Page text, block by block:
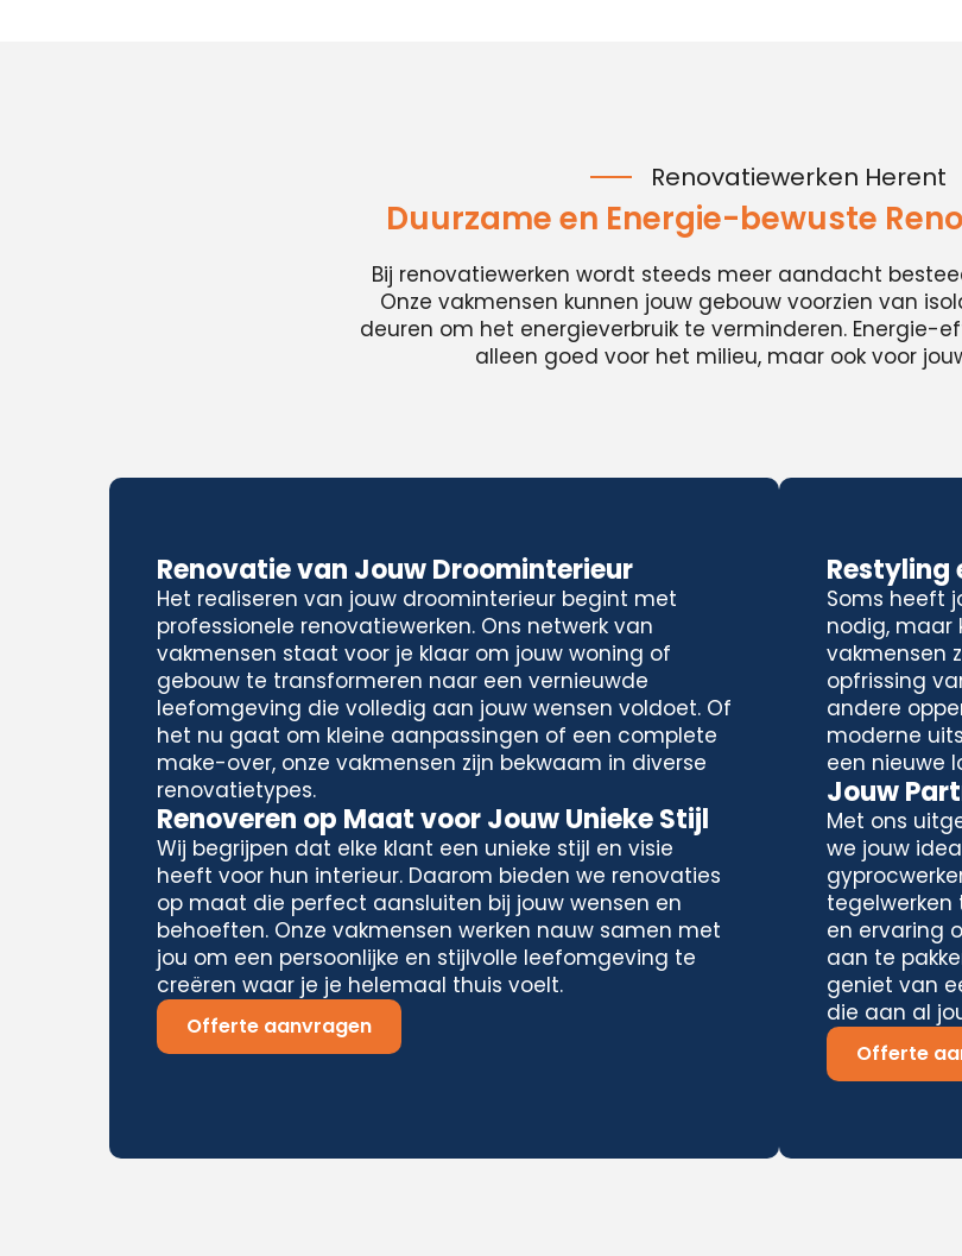
Renovatiewerken Herent
Duurzame en Energie-bewuste
Bij renovatiewerken wordt steeds meer aandacht
Onze vakmensen kunnen jouw gebouw voorzien van
deuren om het energieverbruik te verminderen. Energie-
alleen goed voor het milieu, maar ook voor
Renovatie van Jouw Droominterieur
Het realiseren van jouw droominterieur begint met
professionele renovatiewerken. Ons netwerk van
vakmensen staat voor je klaar om jouw woning of
gebouw te transformeren naar een vernieuwde
leefomgeving die volledig aan jouw wensen voldoet. Of
het nu gaat om kleine aanpassingen of een complete
make-over, onze vakmensen zijn bekwaam in diverse
renovatietypes.
Renoveren op Maat voor Jouw Unieke Stijl
Wij begrijpen dat elke klant een unieke stijl en visie
heeft voor hun interieur. Daarom bieden we renovaties
op maat die perfect aansluiten bij jouw wensen en
behoeften. Onze vakmensen werken nauw samen met
jou om een persoonlijke en stijlvolle leefomgeving te
creëren waar je je helemaal thuis voelt.
Offerte aanvragen
Restyling
Soms heeft
nodig, maar
vakmensen
opfrissing
andere
moderne
een nieuwe
Jouw
Met ons
we jouw
tegelwerken
en ervaring
aan te
geniet van
die aan al
Offerte